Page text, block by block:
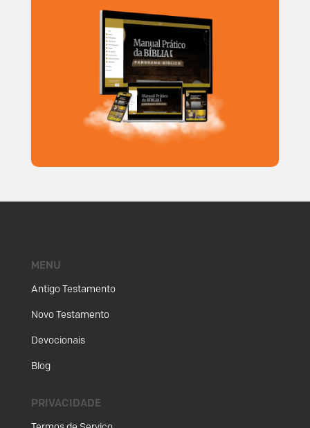
MENU
Antigo Testamento
Novo Testamento
Devocionais
Blog
PRIVACIDADE